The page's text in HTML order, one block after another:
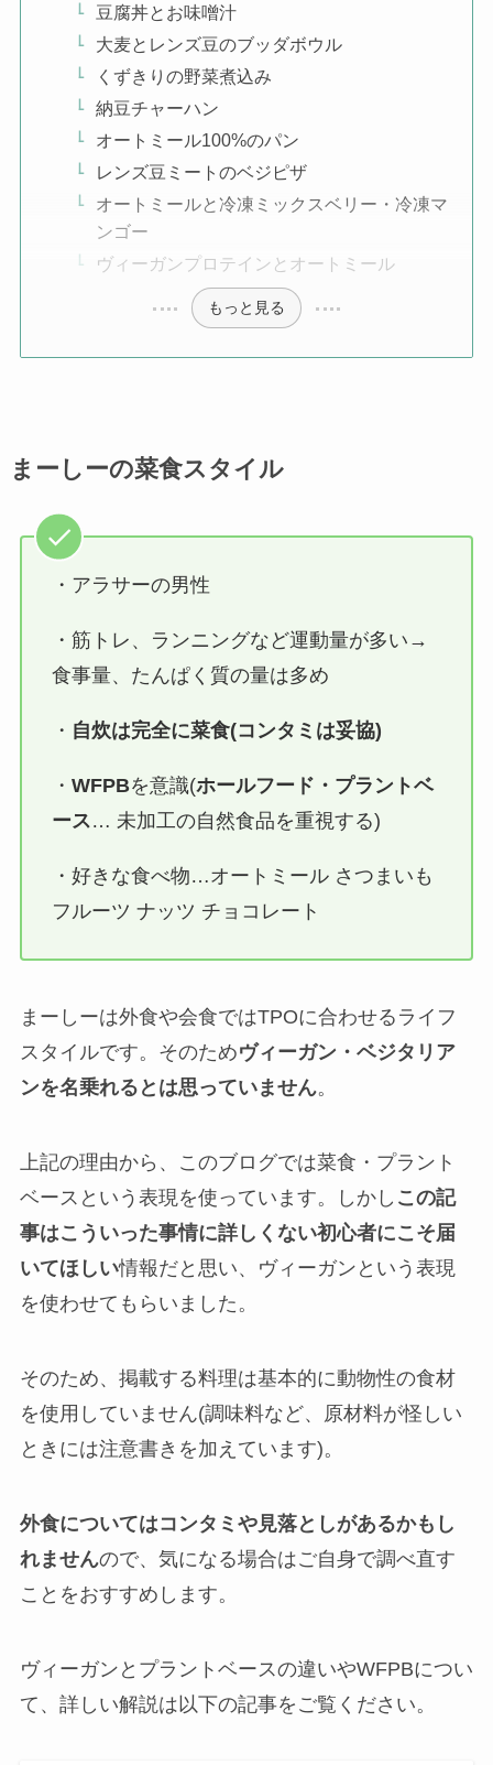
豆腐丼とお味噌汁
大麦とレンズ豆のブッダボウル
くずきりの野菜煮込み
納豆チャーハン
オートミール100%のパン
レンズ豆ミートのベジピザ
オートミールと冷凍ミックスベリー・冷凍マ
ンゴー
ヴィーガンプロテインとオートミール
もっと見る
まーしーの菜食スタイル
・アラサーの男性
・筋トレ、ランニングなど運動量が多い→
食事量、たんぱく質の量は多め
・ 自炊は完全に菜食(コンタミは妥協)
・ WFPBを意識(ホールフード・プラントベ
ース… 未加工の自然食品を重視する)
・好きな食べ物…オートミール さつまいも
フルーツ ナッツ チョコレート
まーしーは外食や会食ではTPOに合わせるライフ
スタイルです。そのためヴィーガン・ベジタリア
ンを名乗れるとは思っていません。
上記の理由から、このブログでは菜食・プラント
ベースという表現を使っています。しかし この記
事はこういった事情に詳しくない初心者にこそ届
いてほしい情報だと思い、ヴィーガンという表現
を使わせてもらいました。
そのため、掲載する料理は基本的に動物性の食材
を使用していません(調味料など、原材料が怪しい
ときには注意書きを加えています)。
外食についてはコンタミや見落としがあるかもし
れませんので、気になる場合はご自身で調べ直す
ことをおすすめします。
ヴィーガンとプラントベースの違いやWFPBについ
て、詳しい解説は以下の記事をご覧ください。